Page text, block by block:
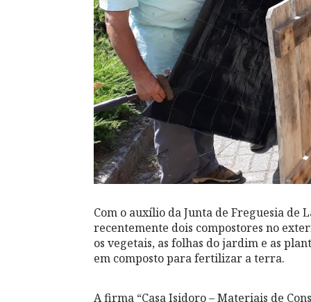
Com o auxílio da Junta de Freguesia de
recentemente dois compostores no
os vegetais, as folhas do jardim e as
em composto para fertilizar a terra.
A firma “Casa Isidoro – Materiais de